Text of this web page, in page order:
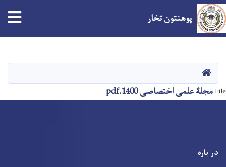
content
پوهنتون تخار
صفحه اصلی
Fileمجلۀ علمی اختصاصی 1400.pdf
در باره